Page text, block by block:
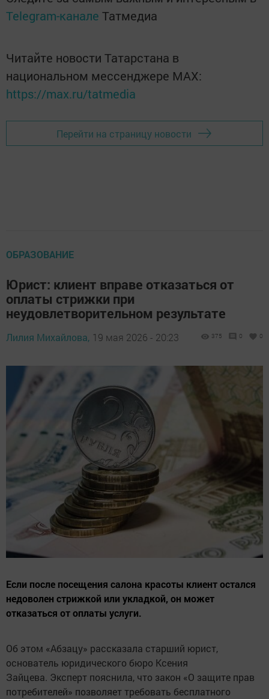
Telegram-канале Татмедиа
Читайте новости Татарстана в
национальном мессенджере MАХ:
https://max.ru/tatmedia
Перейти на страницу новости
ОБРАЗОВАНИЕ
Юрист: клиент вправе отказаться от
оплаты стрижки при
неудовлетворительном результате
Лилия Михайлова, 19 мая 2026 - 20:23 375 0 0
Если после посещения салона красоты клиент остался
недоволен стрижкой или укладкой, он может
отказаться от оплаты услуги.
Об этом «Абзацу» рассказала старший юрист,
основатель юридического бюро Ксения
Зайцева. Эксперт пояснила, что закон «О защите прав
потребителей» позволяет требовать бесплатного